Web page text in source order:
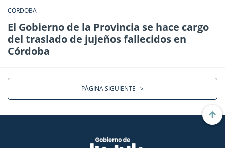
CÓRDOBA
El Gobierno de la Provincia se hace cargo
del traslado de jujeños fallecidos en
Córdoba
PÁGINA SIGUIENTE >